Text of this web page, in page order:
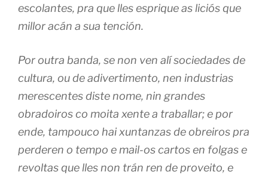
escolantes, pra que lles esprique as liciós que
millor acán a sua tención.
Por outra banda, se non ven alí sociedades de
cultura, ou de adivertimento, nen industrias
merescentes diste nome, nin grandes
obradoiros co moita xente a traballar; e por
ende, tampouco hai xuntanzas de obreiros pra
perderen o tempo e mail-os cartos en folgas e
revoltas que lles non trán ren de proveito, e